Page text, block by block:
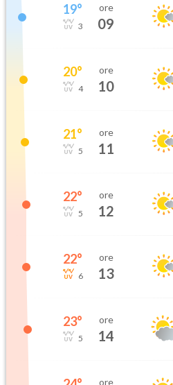
19°
3
ore
09
20°
4
ore
10
21°
5
ore
11
22°
5
ore
12
22°
6
ore
13
23°
5
ore
14
ore